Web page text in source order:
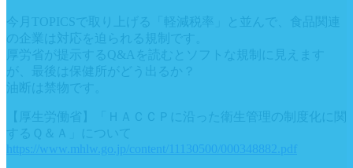
今月TOPICSで取り上げる「軽減税率」と並んで、食品関連
の企業は対応を迫られる規制です。
厚労省が提示するQ&Aを読むとソフトな規制に見えます
が、最後は保健所がどう出るか？
油断は禁物です。
【厚生労働省】「ＨＡＣＣＰに沿った衛生管理の制度化に関
するＱ＆Ａ」について
https://www.mhlw.go.jp/content/11130500/000348882.pdf